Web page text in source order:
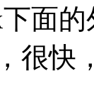
面的
很快